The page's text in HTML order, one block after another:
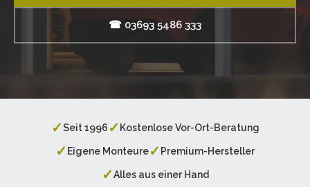
☎ 03693 5486 333
✓Seit 1996 ✓ Kostenlose Vor-Ort-Beratung
✓ Eigene Monteure✓ Premium-Hersteller
✓Alles aus einer Hand